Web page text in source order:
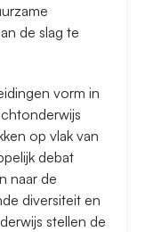
de slag te
vorm in
op vlak van
debat
naar de
diversiteit en
stellen de